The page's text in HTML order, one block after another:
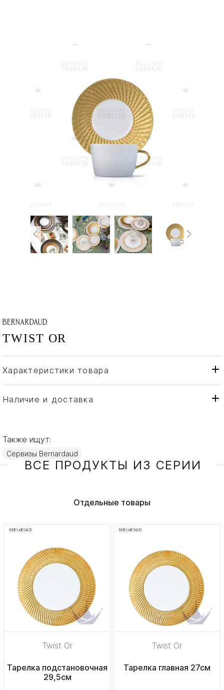
TWIST OR
Характеристики товара
Бренд
Bernardaud
Страна производителя
Наличие и доставка
Также ищут:
Сервизы Bernardaud
ВСЕ ПРОДУКТЫ ИЗ СЕРИИ
Отдельные товары
Twist Or
Тарелка подстановочная
29,5см
Twist Or
Тарелка главная 27см